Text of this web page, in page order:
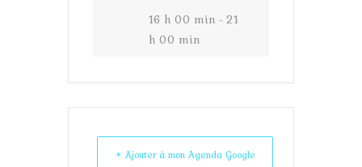
16 h 00 min - 21
h 00 min
+ Ajouter à mon Agenda Google